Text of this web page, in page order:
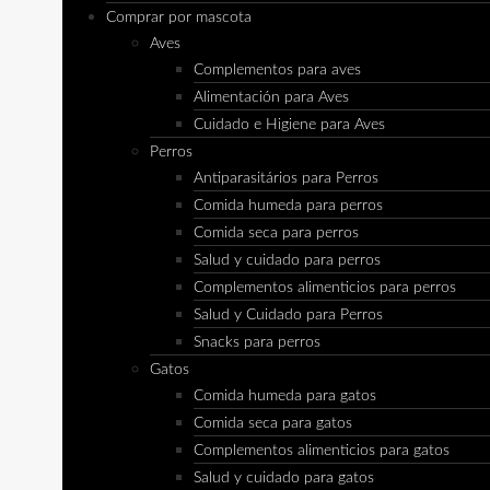
Comprar por mascota
Aves
Complementos para aves
Alimentación para Aves
Cuidado e Higiene para Aves
Perros
Antiparasitários para Perros
Comida humeda para perros
Comida seca para perros
Salud y cuidado para perros
Complementos alimenticios para perros
Salud y Cuidado para Perros
Snacks para perros
Gatos
Comida humeda para gatos
Comida seca para gatos
Complementos alimenticios para gatos
Salud y cuidado para gatos